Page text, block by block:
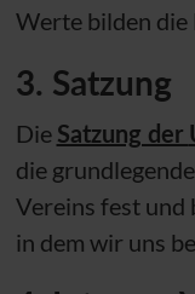
Werte bilden die
3. Satzung
Die Satzung der
die
Vereins fest und
in dem wir uns